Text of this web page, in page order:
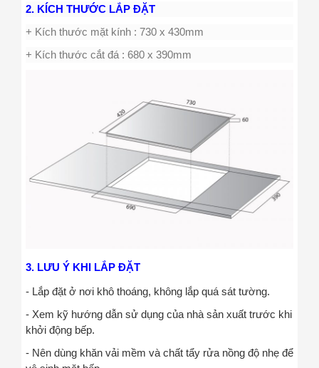
2. KÍCH THƯỚC LẮP ĐẶT
+ Kích thước mặt kính : 730 x 430mm
+ Kích thước cắt đá : 680 x 390mm
3. LƯU Ý KHI LẮP ĐẶT
- Lắp đặt ở nơi khô thoáng, không lắp quá sát tường.
- Xem kỹ hướng dẫn sử dụng của nhà sản xuất trước khi
khởi động bếp.
- Nên dùng khăn vải mềm và chất tẩy rửa nồng độ nhẹ để